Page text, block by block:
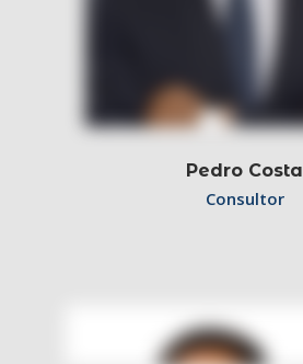
Pedro Costa
Consultor